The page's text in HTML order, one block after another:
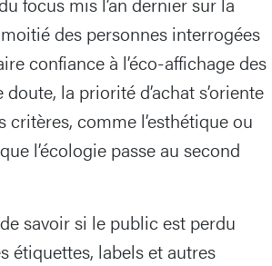
des personnes interrogées
confiance à l’éco-affichage des
la priorité d’achat s’oriente
critères, comme l’esthétique ou
l’écologie passe au second
savoir si le public est perdu
étiquettes, labels et autres